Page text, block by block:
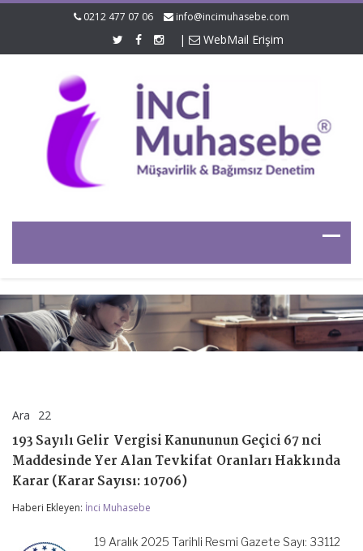
0212 477 07 06 info@incimuhasebe.com
| WebMail Erişim
Ara 22
Gelir
Vergisi
Geçici
nci
193 Sayılı Gelir Vergisi Kanununun Geçici 67 nci
Maddesinde Yer Alan Tevkifat Oranları Hakkında
Karar (Karar Sayısı: 10706)
Haberi Ekleyen: İnci Muhasebe
19 Aralık 2025 Tarihli Resmi Gazete Sayı: 33112